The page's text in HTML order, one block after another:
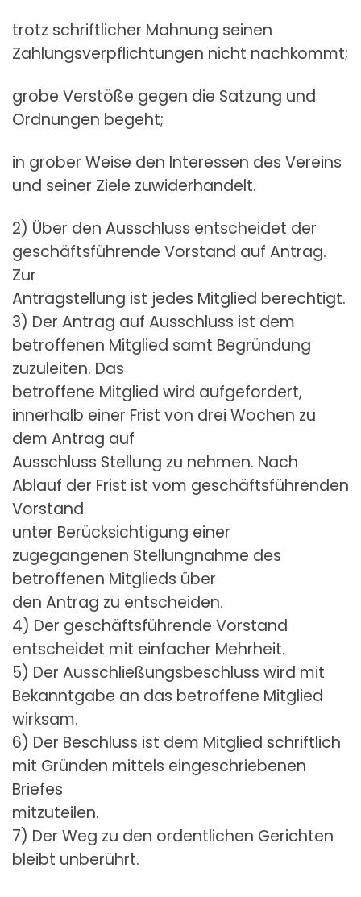
trotz schriftlicher Mahnung seinen
Zahlungsverpflichtungen nicht nachkommt;
grobe Verstöße gegen die Satzung und
Ordnungen begeht;
in grober Weise den Interessen des Vereins
und seiner Ziele zuwiderhandelt.
2) Über den Ausschluss entscheidet der
geschäftsführende Vorstand auf Antrag.
Zur
Antragstellung ist jedes Mitglied berechtigt.
3) Der Antrag auf Ausschluss ist dem
betroffenen Mitglied samt Begründung
zuzuleiten. Das
betroffene Mitglied wird aufgefordert,
innerhalb einer Frist von drei Wochen zu
dem Antrag auf
Ausschluss Stellung zu nehmen. Nach
Ablauf der Frist ist vom geschäftsführenden
Vorstand
unter Berücksichtigung einer
zugegangenen Stellungnahme des
betroffenen Mitglieds über
den Antrag zu entscheiden.
4) Der geschäftsführende Vorstand
entscheidet mit einfacher Mehrheit.
5) Der Ausschließungsbeschluss wird mit
Bekanntgabe an das betroffene Mitglied
wirksam.
6) Der Beschluss ist dem Mitglied schriftlich
mit Gründen mittels eingeschriebenen
Briefes
mitzuteilen.
7) Der Weg zu den ordentlichen Gerichten
bleibt unberührt.